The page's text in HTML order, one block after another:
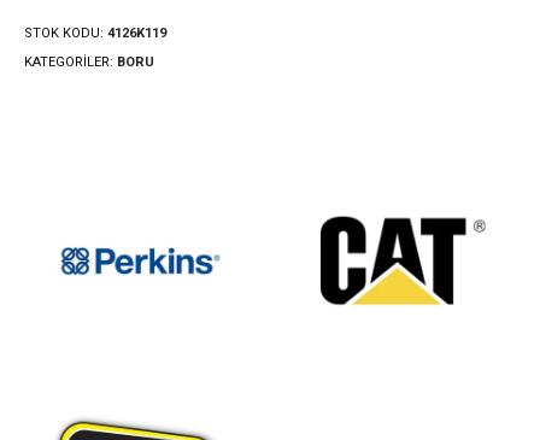
STOK KODU: 4126K119
KATEGORILER: BORU